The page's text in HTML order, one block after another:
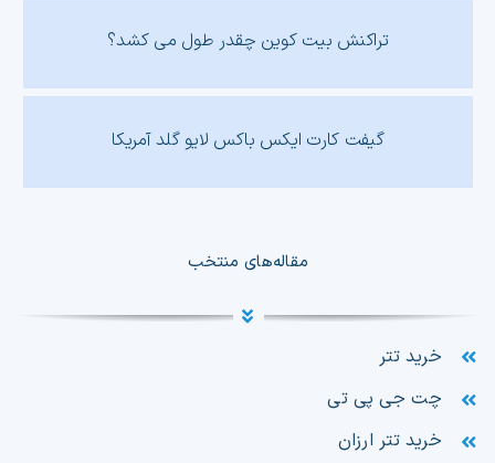
تراکنش بیت کوین چقدر طول می کشد؟
گیفت کارت ایکس باکس لایو گلد آمریکا
مقاله‌های منتخب
خرید تتر
چت جی پی تی
خرید تتر ارزان